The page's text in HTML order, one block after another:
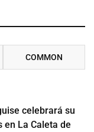
COMMON
celebrará su
en La Caleta de